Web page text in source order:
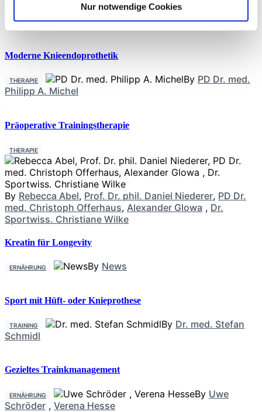
Nur notwendige Cookies
Moderne Knieendoprothetik
THERAPIE By PD Dr. med.
Philipp A. Michel
Präoperative Trainingstherapie
THERAPIE
By Rebecca Abel, Prof. Dr. phil. Daniel Niederer, PD Dr.
med. Christoph Offerhaus, Alexander Glowa , Dr.
Sportwiss. Christiane Wilke
Kreatin für Longevity
ERNÄHRUNG By News
Sport mit Hüft- oder Knieprothese
TRAINING By Dr. med. Stefan
Schmidl
Gezieltes Trainkmanagement
ERNÄHRUNG By Uwe
Schröder , Verena Hesse